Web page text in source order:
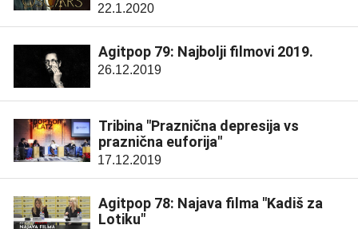
22.1.2020
Agitpop 79: Najbolji filmovi 2019.
26.12.2019
Tribina "Praznična depresija vs
praznična euforija"
17.12.2019
Agitpop 78: Najava filma "Kadiš za
Lotiku"